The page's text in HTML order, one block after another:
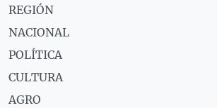
REGIÓN
NACIONAL
POLÍTICA
CULTURA
AGRO